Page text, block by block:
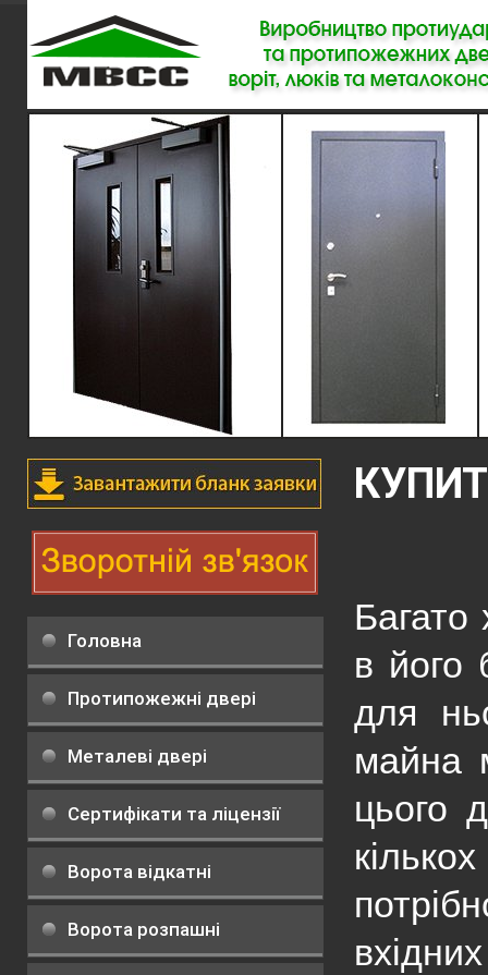
Головна
Протипожежні двері
Металеві двері
Сертифікати та ліцензії
Ворота відкатні
Ворота розпашні
в його
для
майна
цього